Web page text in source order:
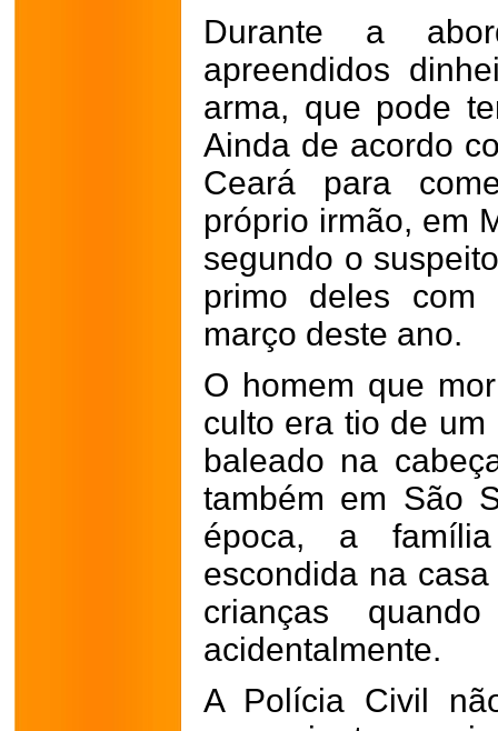
Durante a
apreendidos
arma, que pode
Ainda de acordo
Ceará para
próprio irmão, em
segundo o
primo deles
março deste ano.
O homem que
culto era tio de
baleado na
também em São
época, a
escondida na
crianças
acidentalmente.
A Polícia Civil